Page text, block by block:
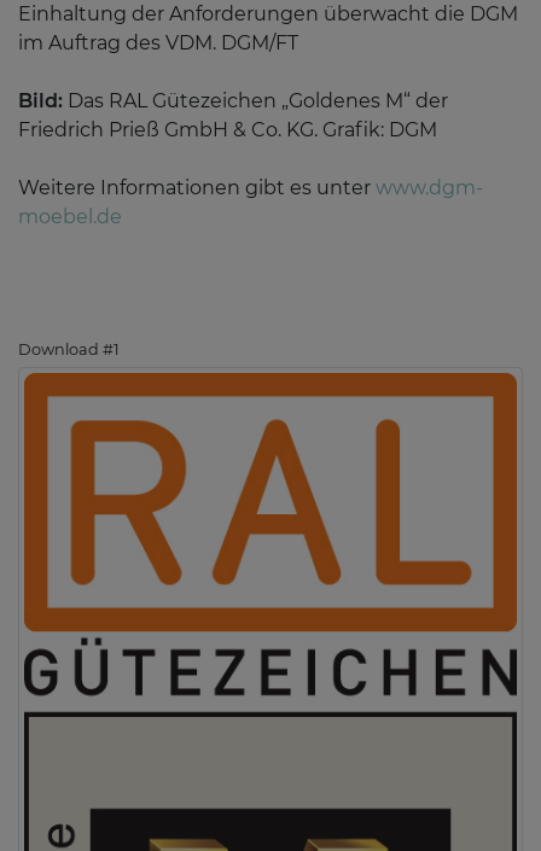
Einhaltung der Anforderungen überwacht die DGM
im Auftrag des VDM. DGM/FT
Bild: Das RAL Gütezeichen „Goldenes M“ der
Friedrich Prieß GmbH & Co. KG. Grafik: DGM
Weitere Informationen gibt es unter www.dgm-
moebel.de
Download #1